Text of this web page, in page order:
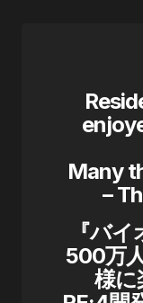
Many
–
『バ
500万
様に